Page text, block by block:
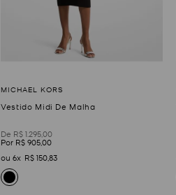
Vestido Midi De Malha
R$1.295,00
R$905,00
6
R$150,83